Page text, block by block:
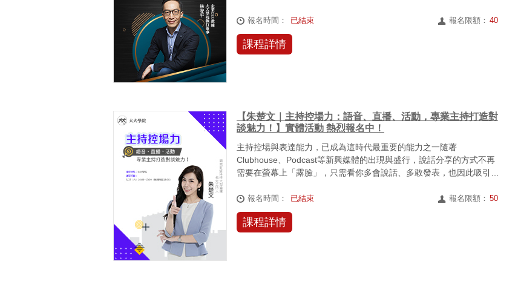
報名時間： 已結束 報名限額： 40
課程詳情
【朱楚文｜主持控場力：語音、直播、活動，專業主持打造對
談魅力！】實體活動 熱烈報名中！
主持控場與表達能力，已成為這時代最重要的能力之一隨著
Clubhouse、Podcast等新興媒體的出現與盛行，說話分享的方式不再
需要在螢幕上「露臉」，只需看你多會說話、多敢發表，也因此吸引許
報名時間： 已結束 報名限額： 50
課程詳情